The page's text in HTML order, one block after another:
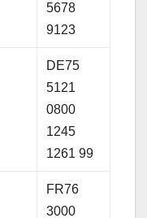
5678
9123
DE75
5121
0800
1245
1261 99
FR76
3000